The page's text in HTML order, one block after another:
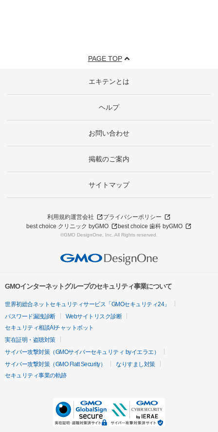
PAGE TOP
エキテンとは
ヘルプ
お問い合わせ
掲載のご案内
サイトマップ
利用規約運営会社
プライバシーポリシー
best choice クリニック byGMO
best choice 歯科 byGMO
©GMO DesignOne, Inc. All Rights reserved.
GMOインターネットグループのセキュリティ事業について
世界初総合ネットセキュリティサービス「GMOセキュリティ24」
パスワード漏洩診断
Webサイトリスク診断
セキュリティ相談AIチャットボット
実在証明・盗聴対策
サイバー攻撃対策（GMOサイバーセキュリティ byイエラエ）
サイバー攻撃対策（GMO Flatt Security）
なりすまし対策
セキュリティ事業の軌跡